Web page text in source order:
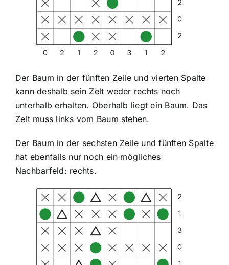
Der Baum in der fünften Zeile und vierten Spalte
kann deshalb sein Zelt weder rechts noch
unterhalb erhalten. Oberhalb liegt ein Baum. Das
Zelt muss links vom Baum stehen.
Der Baum in der sechsten Zeile und fünften Spalte
hat ebenfalls nur noch ein mögliches
Nachbarfeld: rechts.